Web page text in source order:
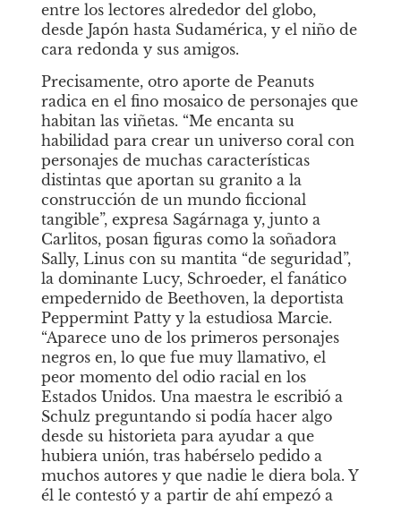
entre los lectores alrededor del globo,
desde Japón hasta Sudamérica, y el niño de
cara redonda y sus amigos.
Precisamente, otro aporte de Peanuts
radica en el fino mosaico de personajes que
habitan las viñetas. “Me encanta su
habilidad para crear un universo coral con
personajes de muchas características
distintas que aportan su granito a la
construcción de un mundo ficcional
tangible”, expresa Sagárnaga y, junto a
Carlitos, posan figuras como la soñadora
Sally, Linus con su mantita “de seguridad”,
la dominante Lucy, Schroeder, el fanático
empedernido de Beethoven, la deportista
Peppermint Patty y la estudiosa Marcie.
“Aparece uno de los primeros personajes
negros en, lo que fue muy llamativo, el
peor momento del odio racial en los
Estados Unidos. Una maestra le escribió a
Schulz preguntando si podía hacer algo
desde su historieta para ayudar a que
hubiera unión, tras habérselo pedido a
muchos autores y que nadie le diera bola. Y
él le contestó y a partir de ahí empezó a